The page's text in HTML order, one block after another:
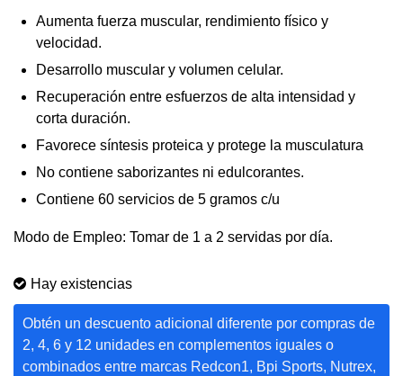
Aumenta fuerza muscular, rendimiento físico y
velocidad.
Desarrollo muscular y volumen celular.
Recuperación entre esfuerzos de alta intensidad y
corta duración.
Favorece síntesis proteica y protege la musculatura
No contiene saborizantes ni edulcorantes.
Contiene 60 servicios de 5 gramos c/u
Modo de Empleo: Tomar de 1 a 2 servidas por día.
Hay existencias
Obtén un descuento adicional diferente por compras de
2, 4, 6 y 12 unidades en complementos iguales o
combinados entre marcas Redcon1, Bpi Sports, Nutrex,